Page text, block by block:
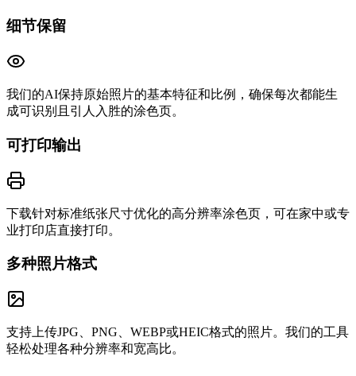
细节保留
我们的AI保持原始照片的基本特征和比例，确保每次都能生
成可识别且引人入胜的涂色页。
可打印输出
下载针对标准纸张尺寸优化的高分辨率涂色页，可在家中或专
业打印店直接打印。
多种照片格式
支持上传JPG、PNG、WEBP或HEIC格式的照片。我们的工具
轻松处理各种分辨率和宽高比。